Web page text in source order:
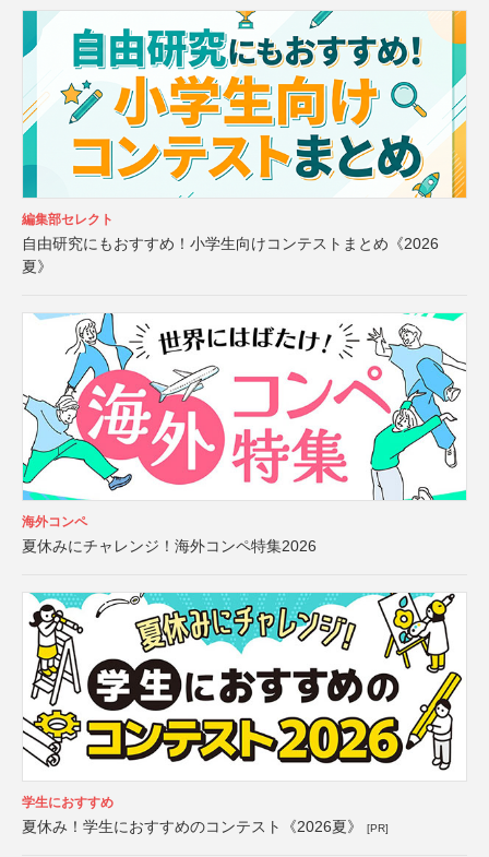
編集部セレクト
自由研究にもおすすめ！小学生向けコンテストまとめ《2026
夏》
海外コンペ
夏休みにチャレンジ！海外コンペ特集2026
学生におすすめ
夏休み！学生におすすめのコンテスト《2026夏》 [PR]